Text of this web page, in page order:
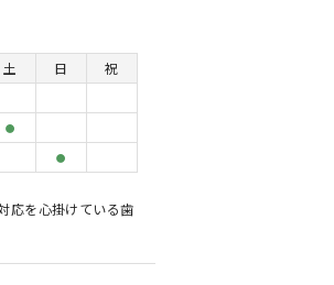
土 日
祝
●
●
応を心掛けている歯